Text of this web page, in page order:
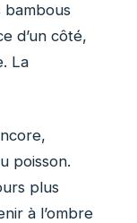
bambous
d’un côté,
La
poisson.
plus
à l’ombre